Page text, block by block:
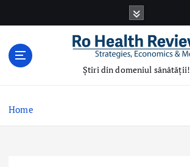
Știri din domeniul sănătății!
Home